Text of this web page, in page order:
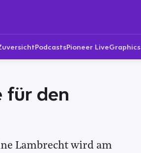
PodcastsPioneer LiveGraphics
für den
Lambrecht wird am